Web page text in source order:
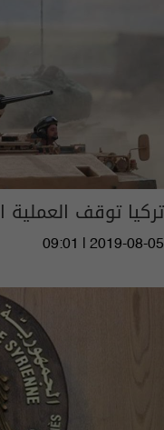
تركيا توقف
09:01 | 2019-08-05